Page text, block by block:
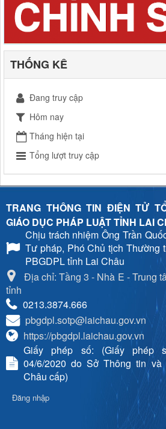
THỐNG KÊ
Đang truy cập
Hôm nay
Tháng hiện tại
Tổng lượt truy cập
TRANG THÔNG TIN ĐIỆN TỬ
GIÁO DỤC PHÁP LUẬT TỈNH LAI
Chịu trách nhiệmÔng Trần
Tư pháp, Phó Chủ tịch Thường
PBGDPL tỉnh Lai Châu
Địa chỉ: Tầng 3 - Nhà E - Trung
tỉnh
0213.3874.666
pbgdpl.sotp@laichau.gov.vn
https://pbgdpl.laichau.gov.vn
Giấy phép số: (Giấy phép
04/6/2020 do Sở Thông tin và
Châu cấp)
Đăng nhập